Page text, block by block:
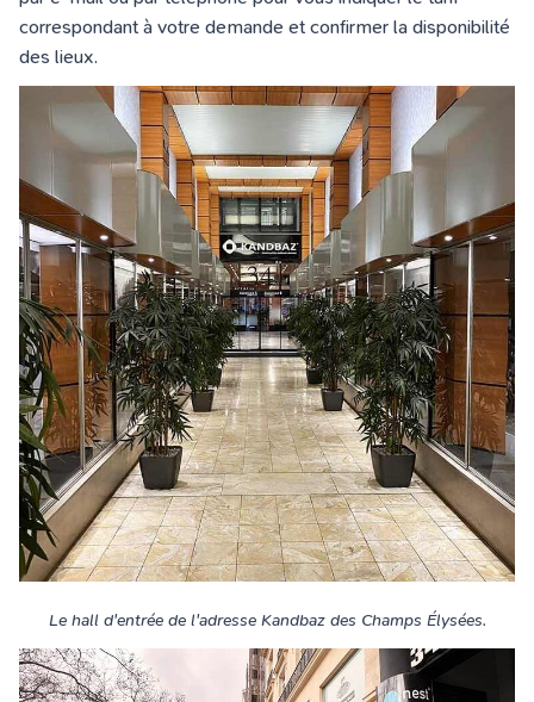
correspondant à votre demande et confirmer la disponibilité
des lieux.
Le hall d'entrée de l'adresse Kandbaz des Champs Élysées.